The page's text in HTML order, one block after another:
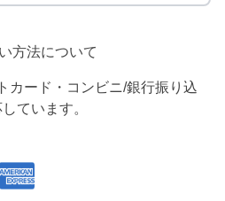
方法について
カード・コンビニ/銀行振り込
ています。